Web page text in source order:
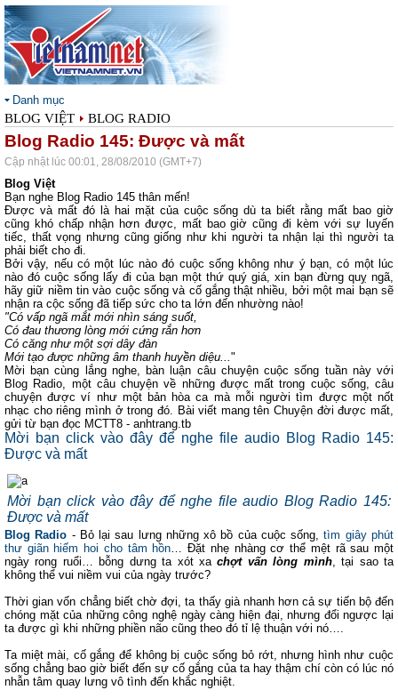
Danh mục
BLOG VIỆT BLOG RADIO
Blog Radio 145: Được và mất
Cập nhật lúc 00:01, 28/08/2010 (GMT+7)
Blog Việt
Bạn nghe Blog Radio 145 thân mến!
Được và mất đó là hai mặt của cuộc sống dù ta biết rằng mất bao giờ
cũng khó chấp nhận hơn được, mất bao giờ cũng đi kèm với sự luyến
tiếc, thất vọng nhưng cũng giống như khi người ta nhận lại thì người ta
phải biết cho đi.
Bởi vậy, nếu có một lúc nào đó cuộc sống không như ý bạn, có một lúc
nào đó cuộc sống lấy đi của bạn một thứ quý giá, xin bạn đừng quỵ ngã,
hãy giữ niềm tin vào cuộc sống và cố gắng thật nhiều, bởi một mai bạn sẽ
nhận ra cộc sống đã tiếp sức cho ta lớn đến nhường nào!
"Có vấp ngã mắt mới nhìn sáng suốt,
Có đau thương lòng mới cứng rắn hơn
Có căng như một sợi dây đàn
Mới tạo được những âm thanh huyền diệu..."
Mời bạn cùng lắng nghe, bàn luận câu chuyện cuộc sống tuần này với
Blog Radio, một câu chuyện về những được mất trong cuộc sống, câu
chuyện được ví như một bản hòa ca mà mỗi người tìm được một nốt
nhạc cho riêng mình ở trong đó. Bài viết mang tên Chuyện đời được mất,
gửi từ bạn đọc MCTT8 - anhtrang.tb
Mời bạn click vào đây để nghe file audio Blog Radio 145:
Được và mất
Mời bạn click vào đây để nghe file audio Blog Radio 145:
Được và mất
Blog Radio - Bỏ lại sau lưng những xô bồ của cuộc sống,tìm giây phút
thư giãn hiếm hoi cho tâm hồn… Đặt nhẹ nhàng cơ thể mệt rã sau một
ngày rong ruổi… bỗng dưng ta xót xachợt vấn lòng mình, tại sao ta
không thể vui niềm vui của ngày trước?
Thời gian vốn chẳng biết chờ đợi, ta thấy già nhanh hơn cả sự tiến bộ đến
chóng mặt của những công nghệ ngày càng hiện đại, nhưng đổi ngược lại
ta được gì khi những phiền não cũng theo đó tỉ lệ thuận với nó….
Ta miệt mài, cố gắng để không bị cuộc sống bỏ rớt, nhưng hình như cuộc
sống chẳng bao giờ biết đến sự cố gắng của ta hay thậm chí còn có lúc nó
nhẫn tâm quay lưng vô tình đến khắc nghiệt.